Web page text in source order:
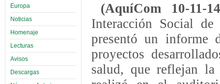
Europa
Noticias
Homenaje
Lecturas
Avisos
Descargas
(AquíCom 10-11-
Interacción Social
presentó un informe
proyectos
salud, que reflejan